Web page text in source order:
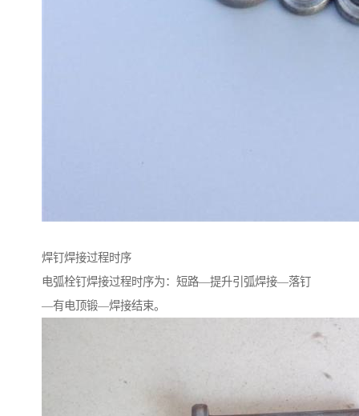
焊钉焊接过程时序
电弧栓钉焊接过程时序为：短路—提升引弧焊接—落钉
—有电顶锻—焊接结束。